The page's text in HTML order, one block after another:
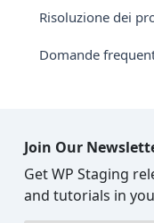
Risoluzione dei
Domande
Join Our
Get WP Staging
and tutorials in